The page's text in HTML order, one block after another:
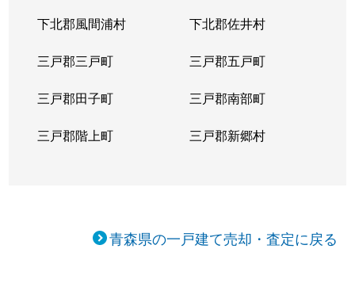
下北郡風間浦村 下北郡佐井村
三戸郡三戸町 三戸郡五戸町
三戸郡田子町 三戸郡南部町
三戸郡階上町 三戸郡新郷村
青森県の一戸建て売却・査定に戻る